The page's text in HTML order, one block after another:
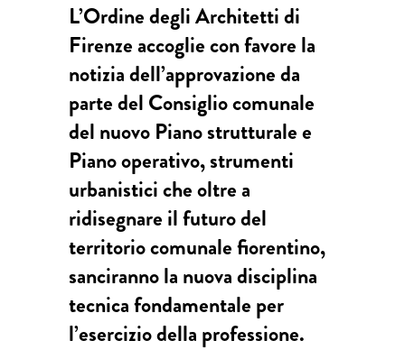
L’Ordine degli Architetti di
Firenze accoglie con favore la
notizia dell’approvazione da
parte del Consiglio comunale
del nuovo Piano strutturale e
Piano operativo, strumenti
urbanistici che oltre a
ridisegnare il futuro del
territorio comunale fiorentino,
sanciranno la nuova disciplina
tecnica fondamentale per
l’esercizio della professione.